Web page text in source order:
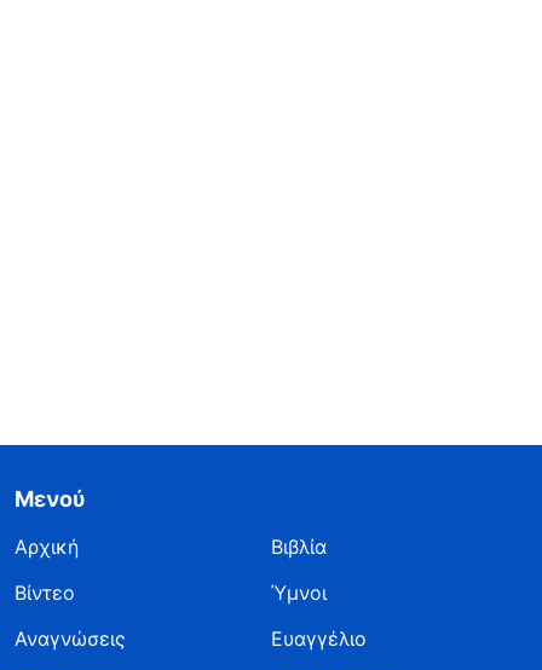
Μενού
Αρχική
Βιβλία
Βίντεο
Ύμνοι
Αναγνώσεις
Ευαγγέλιο